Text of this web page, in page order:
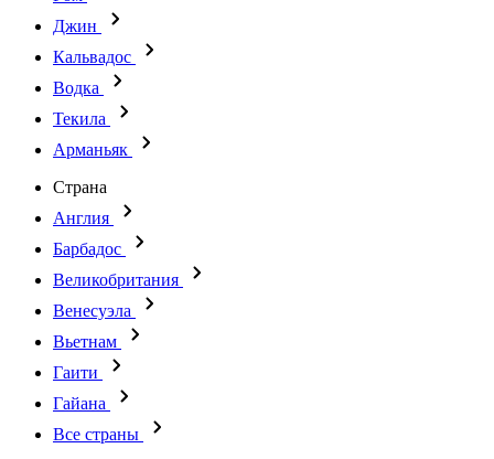
Джин
Кальвадос
Водка
Текила
Арманьяк
Страна
Англия
Барбадос
Великобритания
Венесуэла
Вьетнам
Гаити
Гайана
Все страны